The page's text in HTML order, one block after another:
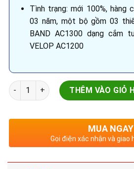
Tình trạng: mới 100%, hàng
03 năm, một bộ gồm 03
BAND AC1300 dạng cắm
VELOP AC1200
LINKSYS VELOP DUAL-BAND 3-
THÊM VÀO GIỎ
MUA NGAY
Gọi điện xác nhận và giao